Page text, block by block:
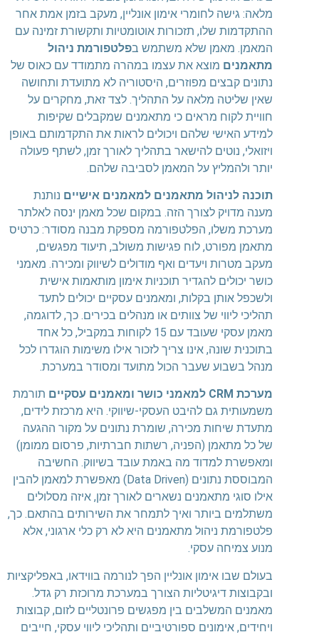
מלאה: גישה לחומרי אימון אונליין, מעקב בזמן אמת אחר
ההתקדמות שלו, תזכורות אוטומטיות ותקשורת זמינה עם
המאמן. מאמן שלא משתמש בפלטפורמת ניהול
מתאמנים מוצא את עצמו במהרה מתמודד עם כאוס של
נתונים קבצים מפוזרים, היסטוריה לא מתועדת ותחושה
שאין שליטה מלאה על התהליך. לצד זאת, מחקרים על
חוויית לקוח מראים כי מתאמנים שמקבלים שקיפות
למידע האישי שלהם ויכולים לראות את התקדמותם באופן
ויזואלי, נוטים להישאר בתהליך לאורך זמן, לשתף פעולה
יותר ולהמליץ על המאמן לסביבה שלהם.
תוכנה לניהול מתאמנים למאמנים אישיים נותנת
מענה מדויק לצורך הזה. במקום שכל מאמן ינסה לאלתר
מערכת משלו, הפלטפורמה מספקת מבנה מסודר: כרטיס
מתאמן מפורט, לוח פגישות משולב, תיעוד מפגשים,
מעקב מטרות ויעדים ואף מודולים לשיווק ומכירה. מאמני
כושר יכולים להגדיר תוכניות אימון מותאמות אישית
ולשכפל אותן בקלות, ומאמנים עסקיים יכולים לתעד
תהליכי ליווי של צוותים או מנהלים בכירים. כך, לדוגמה,
מאמן עסקי שעובד עם 15 לקוחות במקביל, כל אחד
בתוכנית שונה, אינו צריך לזכור אילו משימות הוגדרו לכל
מנהל בשבוע שעבר הכול מתועד ומסודר במערכת.
מערכת CRM למאמני כושר ומאמנים עסקיים
תורמת
משמעותית גם להיבט העסקי-שיווקי. היא מרכזת לידים,
מתעדת שיחות מכירה, שומרת נתונים על מקור ההגעה
של כל מתאמן (הפניה, רשתות חברתיות, פרסום ממומן)
ומאפשרת למדוד מה באמת עובד בשיווק. החשיבה
המבוססת נתונים (Data Driven) מאפשרת למאמן להבין
אילו סוגי מתאמנים נשארים לאורך זמן, איזה מסלולים
משתלמים ביותר ואיך לתמחר את השירותים בהתאם. כך,
פלטפורמת ניהול מתאמנים היא לא רק כלי ארגוני, אלא
מנוע צמיחה עסקי.
בעולם שבו אימון אונליין הפך לנורמה בווידאו, באפליקציות
ובקבוצות דיגיטליות הצורך במערכת מרוכזת רק גדל.
מאמנים המשלבים בין מפגשים פרונטליים לזום, קבוצות
ויחידים, אימונים ספורטיביים ותהליכי ליווי עסקי, חייבים